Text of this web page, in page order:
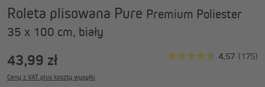
Roleta plisowana Pure Premium Poliester
35 x 100 cm, biały
43,99 zł
Ceny z VAT plus koszty wysyłki